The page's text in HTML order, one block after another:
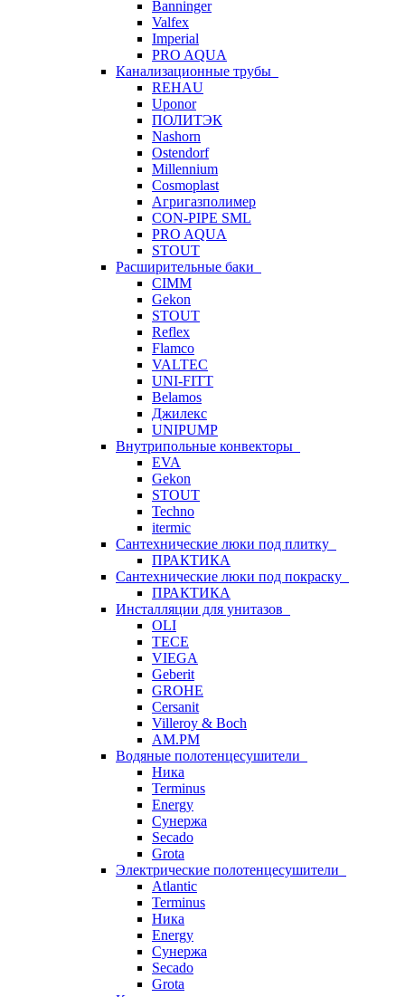
Banninger
Valfex
Imperial
PRO AQUA
Канализационные трубы
REHAU
Uponor
ПОЛИТЭК
Nashorn
Ostendorf
Millennium
Cosmoplast
Агригазполимер
CON-PIPE SML
PRO AQUA
STOUT
Расширительные баки
CIMM
Gekon
STOUT
Reflex
Flamco
VALTEC
UNI-FITT
Belamos
Джилекс
UNIPUMP
Внутрипольные конвекторы
EVA
Gekon
STOUT
Techno
itermic
Сантехнические люки под плитку
ПРАКТИКА
Сантехнические люки под покраску
ПРАКТИКА
Инсталляции для унитазов
OLI
TECE
VIEGA
Geberit
GROHE
Cersanit
Villeroy & Boch
AM.PM
Водяные полотенцесушители
Ника
Terminus
Energy
Сунержа
Secado
Grota
Электрические полотенцесушители
Atlantic
Terminus
Ника
Energy
Сунержа
Secado
Grota